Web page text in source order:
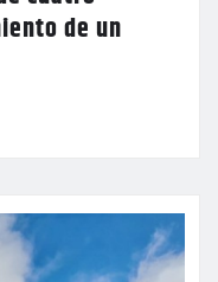
de un